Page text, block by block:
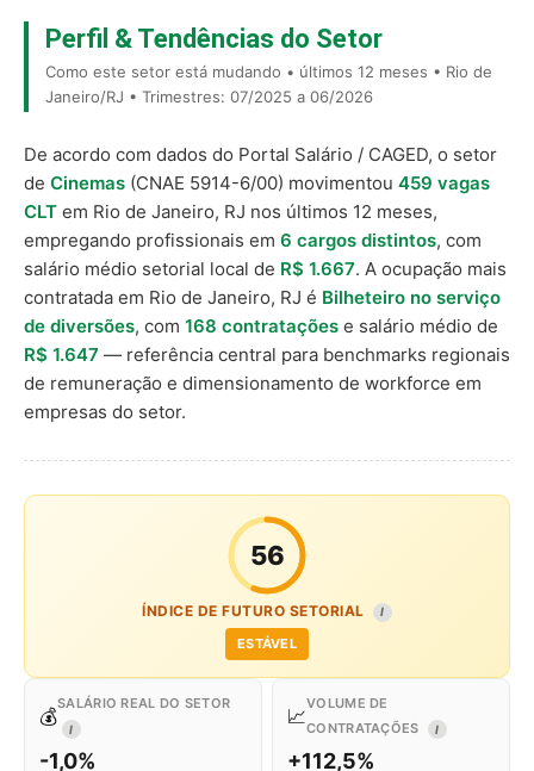
Perfil & Tendências do Setor
Como este setor está mudando • últimos 12 meses • Rio de
Janeiro/RJ • Trimestres: 07/2025 a 06/2026
De acordo com dados do Portal Salário / CAGED, o setor
de Cinemas (CNAE 5914-6/00) movimentou 459 vagas
CLT em Rio de Janeiro, RJ nos últimos 12 meses,
empregando profissionais em 6 cargos distintos, com
salário médio setorial local de R$ 1.667. A ocupação mais
contratada em Rio de Janeiro, RJ é Bilheteiro no serviço
de diversões, com 168 contratações e salário médio de
R$ 1.647 — referência central para benchmarks regionais
de remuneração e dimensionamento de workforce em
empresas do setor.
56
ÍNDICE DE FUTURO SETORIAL I
ESTÁVEL
💰
SALÁRIO REAL DO SETOR
I
-1,0%
📈
VOLUME DE
CONTRATAÇÕES
I
+112,5%